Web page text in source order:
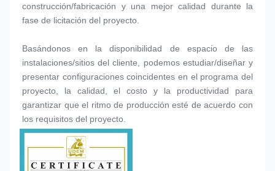
construcción/fabricación y una mejor calidad durante la
fase de licitación del proyecto.
Basándonos en la disponibilidad de espacio de las
instalaciones/sitios del cliente, podemos estudiar/diseñar y
presentar configuraciones coincidentes en el programa del
proyecto, la calidad, el costo y la productividad para
garantizar que el ritmo de producción esté de acuerdo con
los requisitos del proyecto.